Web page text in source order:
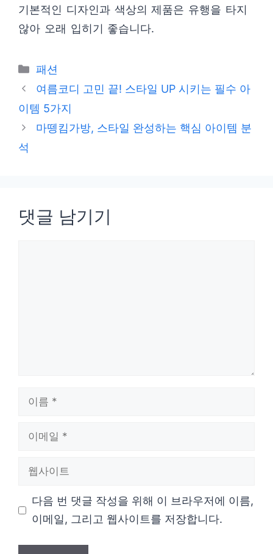
기본적인 디자인과 색상의 제품은 유행을 타지
않아 오래 입히기 좋습니다.
카
테
리
패션
여름코디 고민 끝! 스타일 UP 시키는 필수 아
이템 5가지
마뗑킴가방, 스타일 완성하는 핵심 아이템 분
석
댓글 남기기
다음 번 댓글 작성을 위해 이 브라우저에 이름,
이메일, 그리고 웹사이트를 저장합니다.